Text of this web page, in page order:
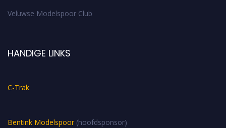
Veluwse Modelspoor Club
HANDIGE LINKS
C-Trak
Bentink Modelspoor (hoofdsponsor)